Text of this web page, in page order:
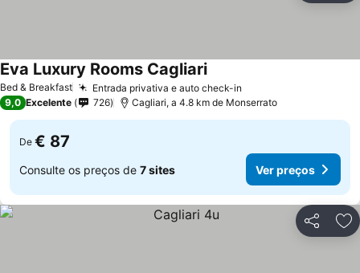
Bed & Breakfast Entrada privativa e auto check-in
Eva Luxury Rooms Cagliari
9,0 Excelente 726 Cagliari, a 4.8 km de Monserrato
De € 87
Consulte os preços de 7 sites Ver preços
Partilhar